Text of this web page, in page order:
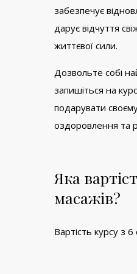
забезпечує
дарує відчуття
життєвої сили.
Дозвольте собі
запишіться на
подарувати
оздоровлення та
Яка
масажів?
Вартість курсу з